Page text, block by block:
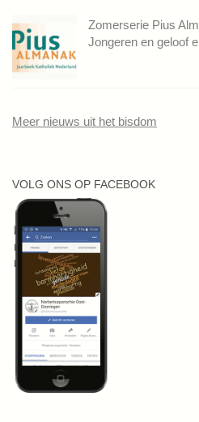
Zomerserie Pius
Jongeren en geloof
Meer nieuws uit het bisdom
VOLG ONS OP FACEBOOK